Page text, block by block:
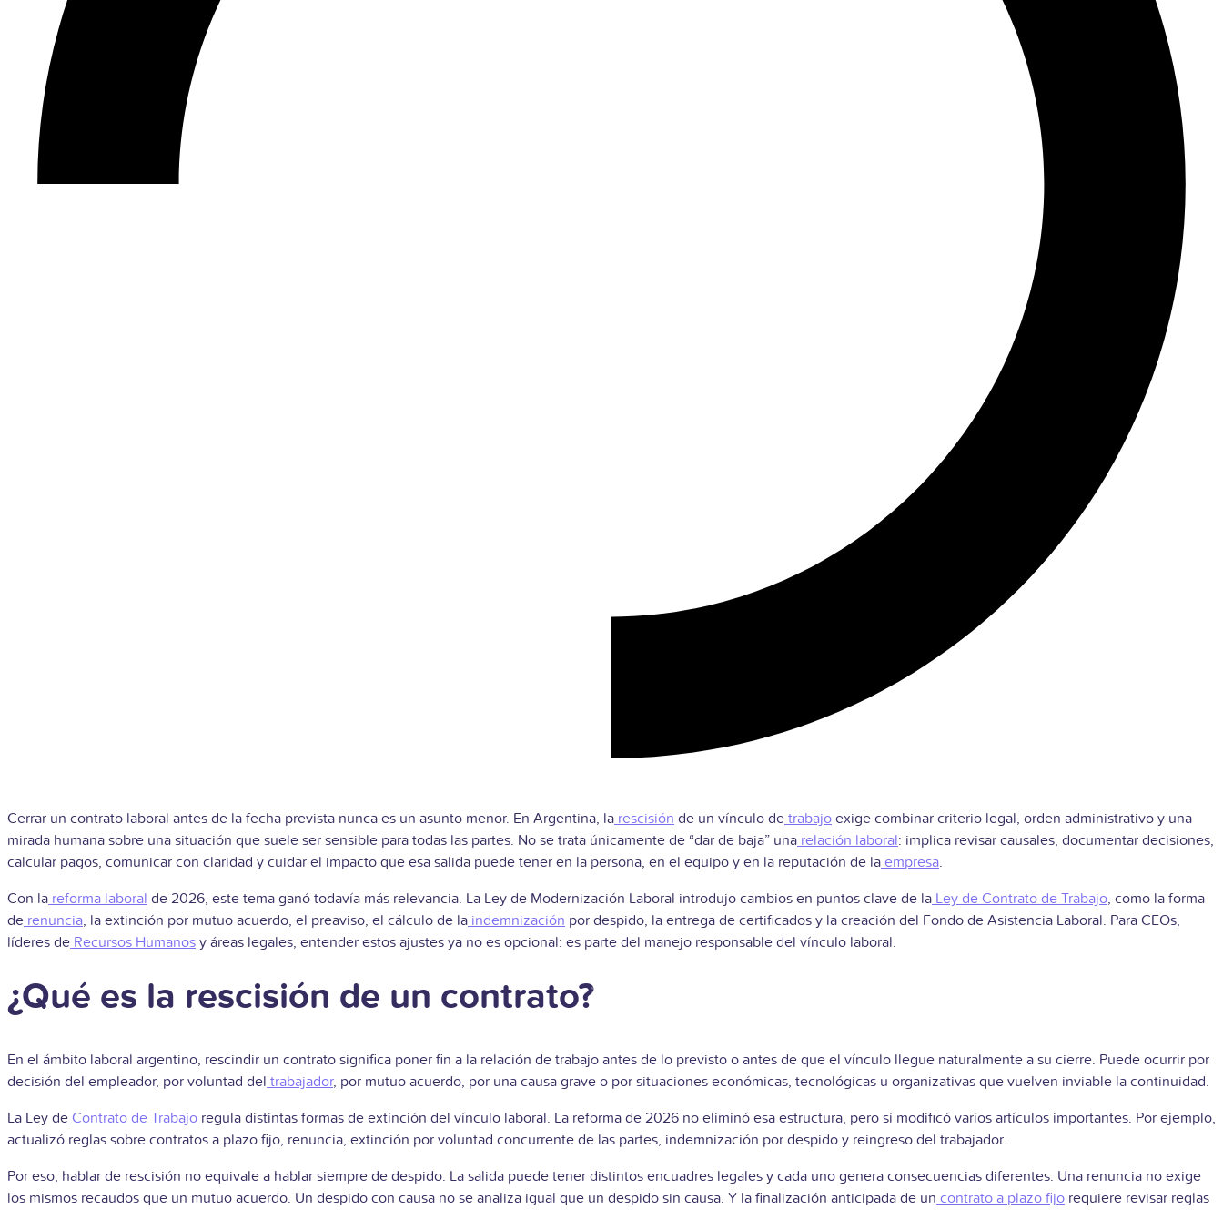
Cerrar un contrato laboral antes de la fecha prevista nunca es un asunto menor. En Argentina, la rescisión de un vínculo de trabajo exige combinar criterio legal, orden administrativo y una
mirada humana sobre una situación que suele ser sensible para todas las partes. No se trata únicamente de “dar de baja” una relación laboral: implica revisar causales, documentar decisiones,
calcular pagos, comunicar con claridad y cuidar el impacto que esa salida puede tener en la persona, en el equipo y en la reputación de la empresa.
Con la reforma laboral de 2026, este tema ganó todavía más relevancia. La Ley de Modernización Laboral introdujo cambios en puntos clave de la Ley de Contrato de Trabajo, como la forma
de renuncia, la extinción por mutuo acuerdo, el preaviso, el cálculo de la indemnización por despido, la entrega de certificados y la creación del Fondo de Asistencia Laboral. Para CEOs,
líderes de Recursos Humanos y áreas legales, entender estos ajustes ya no es opcional: es parte del manejo responsable del vínculo laboral.
¿Qué es la rescisión de un contrato?
En el ámbito laboral argentino, rescindir un contrato significa poner fin a la relación de trabajo antes de lo previsto o antes de que el vínculo llegue naturalmente a su cierre. Puede ocurrir por
decisión del empleador, por voluntad del trabajador, por mutuo acuerdo, por una causa grave o por situaciones económicas, tecnológicas u organizativas que vuelven inviable la continuidad.
La Ley de Contrato de Trabajo regula distintas formas de extinción del vínculo laboral. La reforma de 2026 no eliminó esa estructura, pero sí modificó varios artículos importantes. Por ejemplo,
actualizó reglas sobre contratos a plazo fijo, renuncia, extinción por voluntad concurrente de las partes, indemnización por despido y reingreso del trabajador.
Por eso, hablar de rescisión no equivale a hablar siempre de despido. La salida puede tener distintos encuadres legales y cada uno genera consecuencias diferentes. Una renuncia no exige
los mismos recaudos que un mutuo acuerdo. Un despido con causa no se analiza igual que un despido sin causa. Y la finalización anticipada de un contrato a plazo fijo requiere revisar reglas